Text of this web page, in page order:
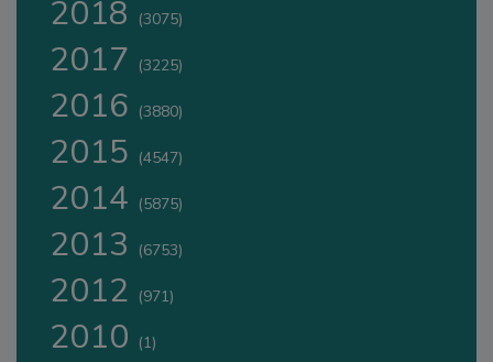
2018 (3075)
2017 (3225)
2016 (3880)
2015 (4547)
2014 (5875)
2013 (6753)
2012 (971)
2010 (1)